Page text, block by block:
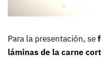
Para la presentación, se
láminas de la carne